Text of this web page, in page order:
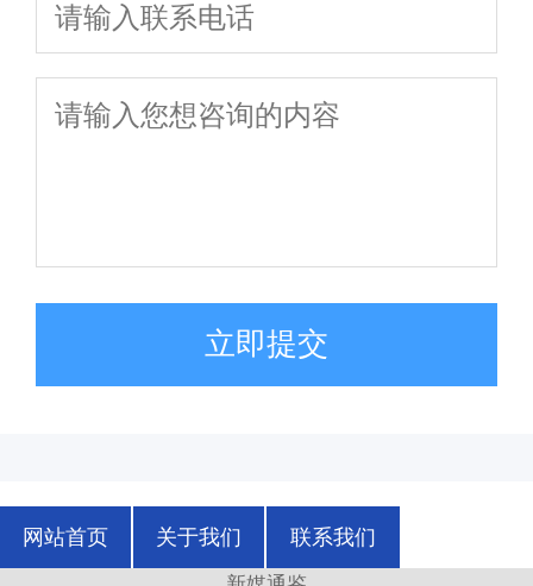
立即提交
网站首页 关于我们 联系我们